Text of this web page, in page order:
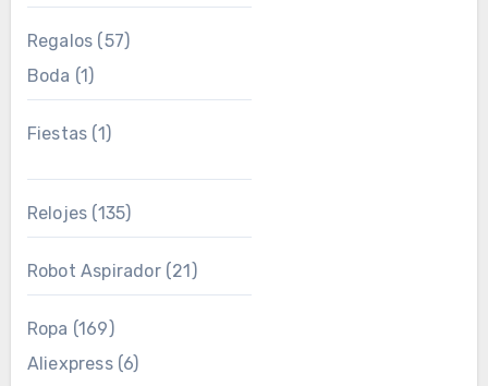
Regalos (57)
Boda (1)
Fiestas (1)
Relojes (135)
Robot Aspirador(21)
Ropa (169)
Aliexpress(6)